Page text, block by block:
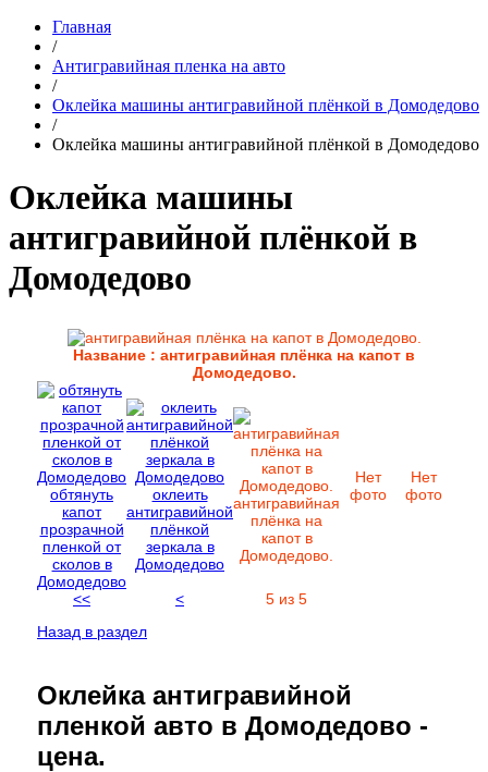
Главная
/
Антигравийная пленка на авто
/
Оклейка машины антигравийной плёнкой в Домодедово
/
Оклейка машины антигравийной плёнкой в Домодедово
Оклейка машины
антигравийной плёнкой в
Домодедово
Название : антигравийная плёнка на капот в
Домодедово.
обтянуть
капот
прозрачной
пленкой от
сколов в
Домодедово
оклеить
антигравийной
плёнкой
зеркала в
Домодедово
антигравийная
плёнка на
капот в
Домодедово.
Нет
фото
Нет
фото
<< <
5 из 5
Назад в раздел
Оклейка антигравийной
пленкой авто в Домодедово -
цена.